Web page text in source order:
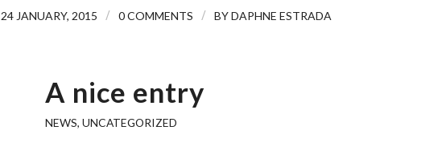
24 JANUARY, 2015 / 0 COMMENTS / BYDAPHNE ESTRADA
A nice entry
NEWS, UNCATEGORIZED